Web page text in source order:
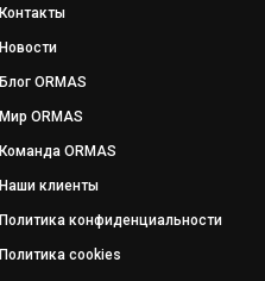
Контакты
Новости
Блог ORMAS
Мир ORMAS
Команда ORMAS
Наши клиенты
Политика конфиденциальности
Политика cookies